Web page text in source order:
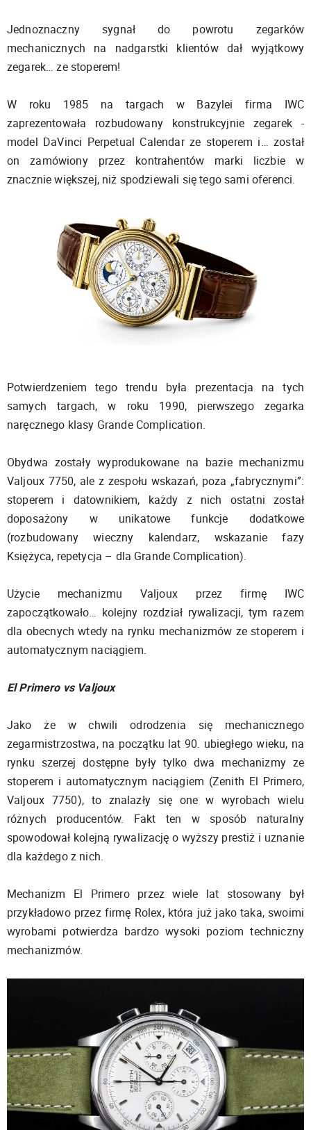
Jednoznaczny sygnał do powrotu zegarków
mechanicznych na nadgarstki klientów dał wyjątkowy
zegarek… ze stoperem!
W roku 1985 na targach w Bazylei firma IWC
zaprezentowała rozbudowany konstrukcyjnie zegarek -
model DaVinci Perpetual Calendar ze stoperem i… został
on zamówiony przez kontrahentów marki liczbie w
znacznie większej, niż spodziewali się tego sami oferenci.
Potwierdzeniem tego trendu była prezentacja na tych
samych targach, w roku 1990, pierwszego zegarka
naręcznego klasy Grande Complication.
Obydwa zostały wyprodukowane na bazie mechanizmu
Valjoux 7750, ale z zespołu wskazań, poza „fabrycznymi”:
stoperem i datownikiem, każdy z nich ostatni został
doposażony w unikatowe funkcje dodatkowe
(rozbudowany wieczny kalendarz, wskazanie fazy
Księżyca, repetycja – dla Grande Complication).
Użycie mechanizmu Valjoux przez firmę IWC
zapoczątkowało… kolejny rozdział rywalizacji, tym razem
dla obecnych wtedy na rynku mechanizmów ze stoperem i
automatycznym naciągiem.
El Primero vs Valjoux
Jako że w chwili odrodzenia się mechanicznego
zegarmistrzostwa, na początku lat 90. ubiegłego wieku, na
rynku szerzej dostępne były tylko dwa mechanizmy ze
stoperem i automatycznym naciągiem (Zenith El Primero,
Valjoux 7750), to znalazły się one w wyrobach wielu
różnych producentów. Fakt ten w sposób naturalny
spowodował kolejną rywalizację o wyższy prestiż i uznanie
dla każdego z nich.
Mechanizm El Primero przez wiele lat stosowany był
przykładowo przez firmę Rolex, która już jako taka, swoimi
wyrobami potwierdza bardzo wysoki poziom techniczny
mechanizmów.